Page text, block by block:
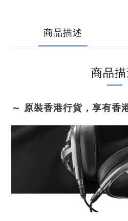
商品描述
商品
～ 原裝香港行貨，享有香